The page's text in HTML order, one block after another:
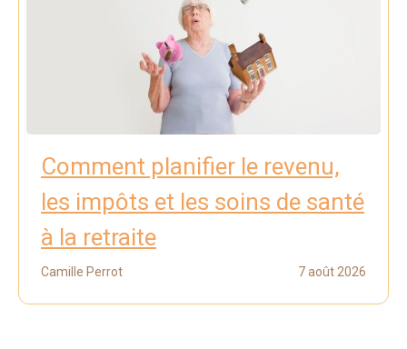
Comment planifier le revenu,
les impôts et les soins de santé
à la retraite
Camille Perrot 7 août 2026